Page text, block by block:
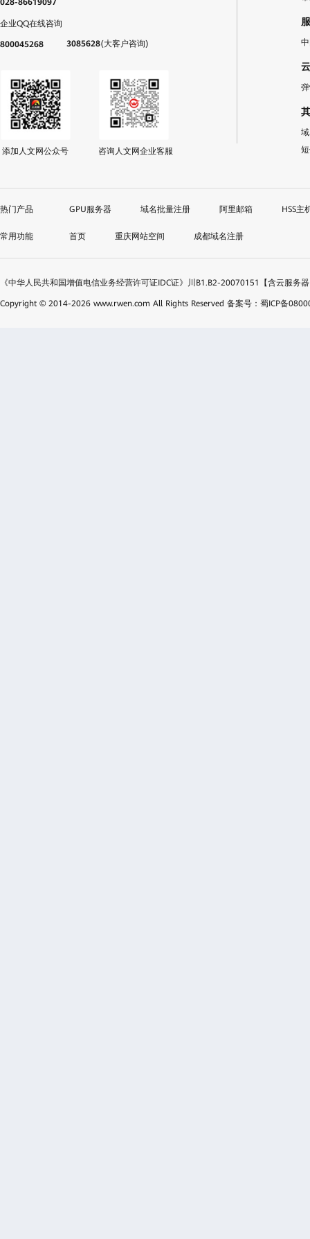
028-86619097
企业QQ在线咨询
800045268 3085628(大客户咨询)
添加人文网公众号 咨询人文网企业客服
GPU服务器 域名批量注册 阿里邮箱 HSS主
首页 重庆网站空间 成都域名注册
《中华人民共和国增值电信业务经营许可证IDC证》川B1.B2-20070151【含云服务
Copyright © 2014-2026 www.rwen.com All Rights Reserved 备案号：蜀ICP备